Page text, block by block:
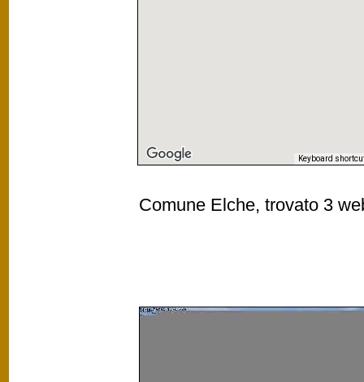
Keyboard
Comune Elche, trovato 3